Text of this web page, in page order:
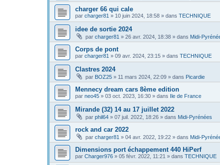
charger 66 qui cale
par charger81 » 10 juin 2024, 18:58 » dans TECHNIQUE
idee de sortie 2024
par charger81 » 26 avr. 2024, 18:38 » dans Midi-
Corps de pont
par charger81 » 09 avr. 2024, 23:15 » dans TECHNIQUE
Clastres 2024
par BOZ25 » 11 mars 2024, 22:09 » dans Picardie
Mennecy dream cars 8ème edition
par neo45 » 03 oct. 2023, 16:30 » dans Ile de France
Mirande (32) 14 au 17 juillet 2022
par phil64 » 07 juil. 2022, 18:26 » dans Midi-Pyrénées
rock and car 2022
par charger81 » 04 avr. 2022, 19:22 » dans Midi-
Dimensions port échappement 440 HiPerf
par Charger976 » 05 févr. 2022, 11:21 » dans TECHNIQUE